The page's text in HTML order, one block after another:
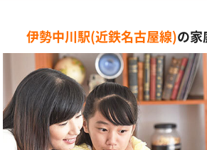
伊勢中川駅(近鉄名古屋線)の家